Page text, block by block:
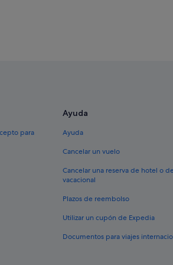
para
Ayuda
Ayuda
Cancelar un vuelo
Cancelar una reserva de hotel o
vacacional
Plazos de reembolso
Utilizar un cupón de Expedia
Documentos para viajes